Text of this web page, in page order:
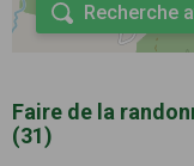
Recherche
Faire de la
(31)